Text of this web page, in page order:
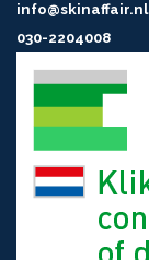
info@skinaffair.nl
030-2204008